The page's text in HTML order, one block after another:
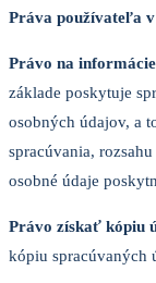
Práva používateľa
Právo na
základe poskytuje
osobných údajov, a
spracúvania,
osobné údaje
Právo získať kópiu
kópiu spracúvaných